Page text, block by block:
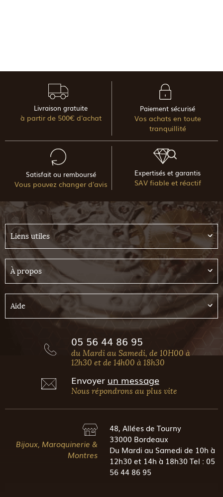
Livraison gratuite
à partir de 500€ d'achat
Paiement sécurisé
Vos achats en toute
tranquillité
Satisfait ou remboursé
Vous pouvez changer d'avis
Expertisés et garantis
SAV fiable et réactif
Liens utiles
À propos
Aide
05 56 44 86 95
du Mardi au Samedi, de 10H00 à
12h30 et de 14h00 à 18h30
Envoyer un message
Nous répondrons au plus vite
Bijoux, Maroquinerie &
Montres
48, Allées de Tourny
33000 Bordeaux
Du Mardi au Samedi de 10h à
12h30 et 14h à 18h30 Tel : 05
56 44 86 95